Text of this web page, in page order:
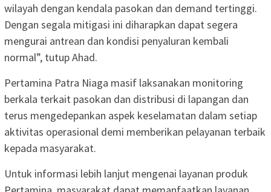
wilayah dengan kendala pasokan dan demand tertinggi.
Dengan segala mitigasi ini diharapkan dapat segera
mengurai antrean dan kondisi penyaluran kembali
normal”, tutup Ahad.
Pertamina Patra Niaga masif laksanakan monitoring
berkala terkait pasokan dan distribusi di lapangan dan
terus mengedepankan aspek keselamatan dalam setiap
aktivitas operasional demi memberikan pelayanan terbaik
kepada masyarakat.
Untuk informasi lebih lanjut mengenai layanan produk